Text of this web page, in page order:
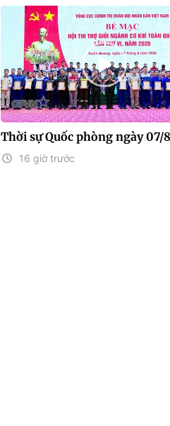
Thời sự Quốc phòng ngày 07/
16 giờ trước